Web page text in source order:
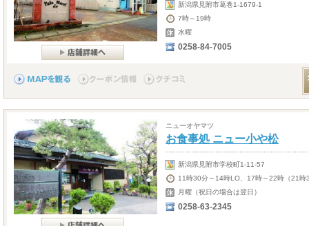
新潟県見附市葛巻1-1679-1
7時～19時
水曜
0258-84-7005
ニューオヤマツ
お食事処 ニュー小や松
新潟県見附市学校町1-11-57
11時30分～14時LO、17時～22時（21時
月曜（祝日の場合は翌日）
0258-63-2345